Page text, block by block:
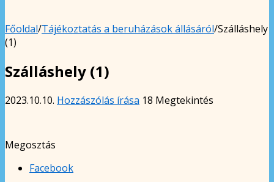
Főoldal/Tájékoztatás a beruházások állásáról/Szálláshely
(1)
Szálláshely (1)
2023.10.10. Hozzászólás írása 18 Megtekintés
Megosztás
Facebook